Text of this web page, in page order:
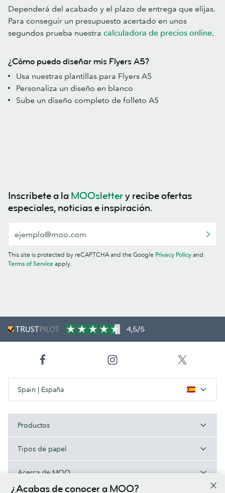
Dependerá del acabado y el plazo de entrega que elijas.
Para conseguir un presupuesto acertado en unos
segundos prueba nuestra calculadora de precios online.
¿Cómo puedo diseñar mis Flyers A5?
Usa nuestras plantillas para Flyers A5
Personaliza un diseño en blanco
Sube un diseño completo de folleto A5
Inscríbete a la MOOslettery recibe ofertas
especiales, noticias e inspiración.
This site is protected by reCAPTCHA and the Google Privacy Policy and
Terms of Service apply.
¿Acabas de conocer a MOO?
4,5/5
Spain | España
Productos
Tipos de papel
Acerca de MOO